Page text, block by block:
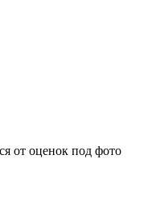
от оценок под фото